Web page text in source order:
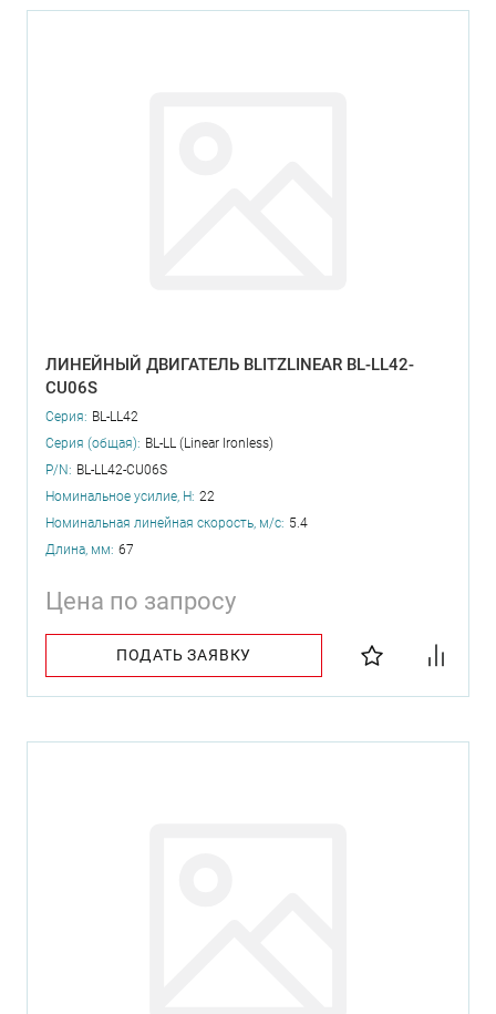
ЛИНЕЙНЫЙ ДВИГАТЕЛЬ BLITZLINEAR BL-LL42-
CU06S
Серия: BL-LL42
Серия (общая): BL-LL (Linear Ironless)
P/N: BL-LL42-CU06S
Номинальное усилие, Н: 22
Номинальная линейная скорость, м/с: 5.4
Длина, мм: 67
Цена по запросу
ПОДАТЬ ЗАЯВКУ